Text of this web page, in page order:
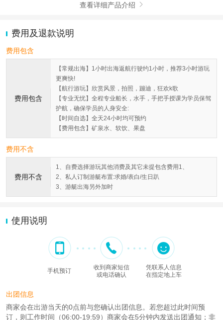
查看详细产品介绍 
费用及退款说明
费用包含
费用包含
【常规出海】1小时出海返航行驶约1小时，推荐3小时游玩
更爽快!
【航行游玩】欣赏风景，拍照，蹦迪，狂欢k歌
【专业无忧】全程专业船长，水手，手把手授课为学员保驾
护航，确保学员的人身安全:
【时间自选】全天24小时均可预约
【费用包含】矿泉水、软饮、果盘
费用不含
费用不含
1、自费选择游玩其他消费及其它未提包含费用1、
2、私人订制游艇布置:求婚/表白/生日趴
3、游艇出海另外加时
使用说明
手机预订
收到商家短信
或电话确认
凭联系人信息
在指定地上车
出团信息
商家会在出游当天的0点前与您确认出团信息。若您超过此时间预
订，则工作时间（06:00-19:59）商家会在5分钟内发送出团通知；非